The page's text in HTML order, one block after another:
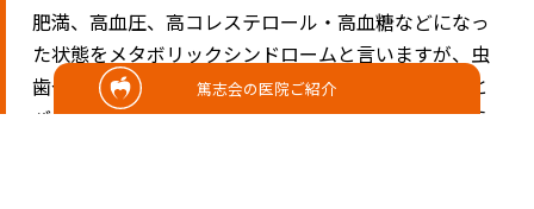
篤志会の医院ご紹介
肥満、高血圧、高コレステロール・高血糖などになっ
た状態をメタボリックシンドロームと言いますが、虫
歯や歯周病になる事で最初のピースが倒れ、そのあと
バタバタと記述したような生活習慣病が現れるという